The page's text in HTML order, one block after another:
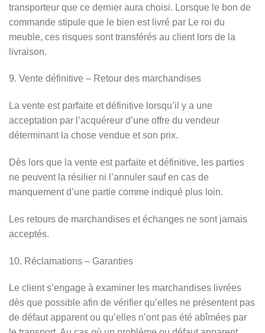
transporteur que ce dernier aura choisi. Lorsque le bon de
commande stipule que le bien est livré par Le roi du
meuble, ces risques sont transférés au client lors de la
livraison.
9. Vente définitive – Retour des marchandises
La vente est parfaite et définitive lorsqu’il y a une
acceptation par l’acquéreur d’une offre du vendeur
déterminant la chose vendue et son prix.
Dès lors que la vente est parfaite et définitive, les parties
ne peuvent la résilier ni l’annuler sauf en cas de
manquement d’une partie comme indiqué plus loin.
Les retours de marchandises et échanges ne sont jamais
acceptés.
10. Réclamations – Garanties
Le client s’engage à examiner les marchandises livrées
dès que possible afin de vérifier qu’elles ne présentent pas
de défaut apparent ou qu’elles n’ont pas été abîmées par